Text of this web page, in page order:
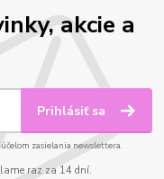
akcie a
Prihlásiť sa
účelom zasielania newslettera.
raz za 14 dní.